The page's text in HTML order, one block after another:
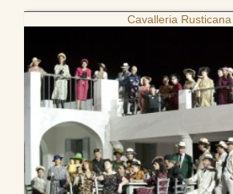
Cavalleria Rusticana